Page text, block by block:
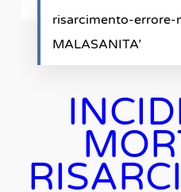
risarcimento-errore-
MALASANITA’